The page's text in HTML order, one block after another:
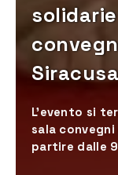
L'evento si
sala
partire dalle